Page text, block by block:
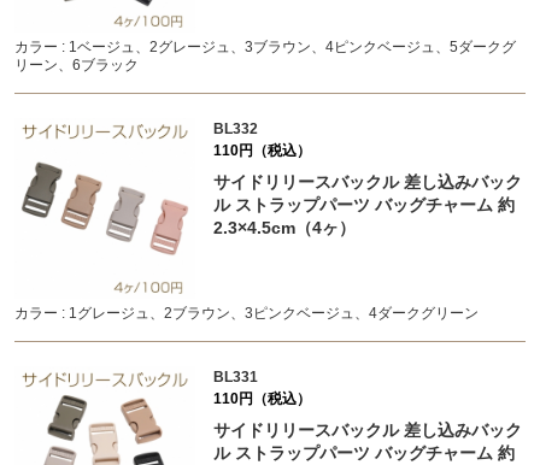
カラー : 1ベージュ、2グレージュ、3ブラウン、4ピンクベージュ、5ダークグ
リーン、6ブラック
BL332
110円（税込）
サイドリリースバックル 差し込みバック
ル ストラップパーツ バッグチャーム 約
2.3×4.5cm（4ヶ）
カラー : 1グレージュ、2ブラウン、3ピンクベージュ、4ダークグリーン
BL331
110円（税込）
サイドリリースバックル 差し込みバック
ル ストラップパーツ バッグチャーム 約